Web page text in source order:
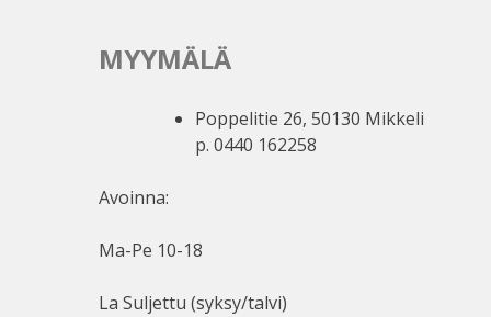
MYYMÄLÄ
Poppelitie 26, 50130 Mikkeli
p. 0440 162258
Avoinna:
Ma-Pe 10-18
La Suljettu (syksy/talvi)